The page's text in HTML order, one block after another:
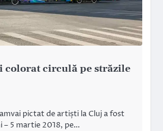
colorat circulă pe străzile
pictat de artiști la Cluj a fost
– 5 martie 2018, pe…